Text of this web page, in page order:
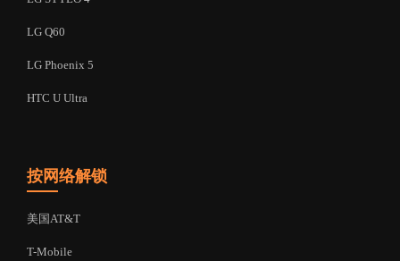
LG Q60
LG Phoenix 5
HTC U Ultra
按网络解锁
美国AT&T
T-Mobile